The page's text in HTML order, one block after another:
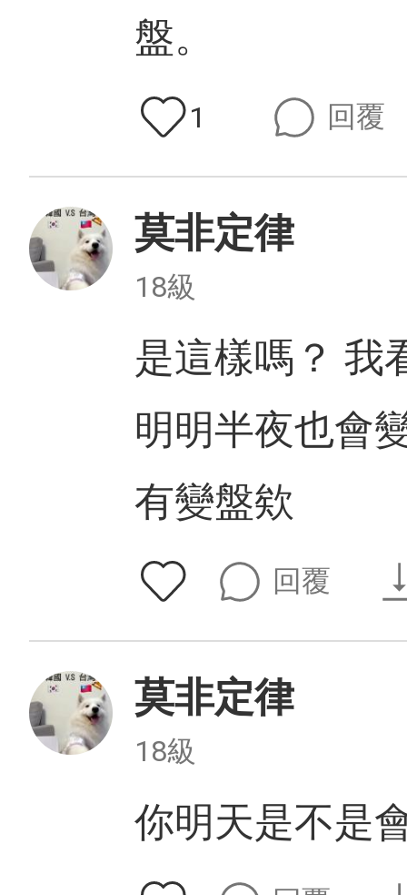
盤。
1 回覆
莫非定律
18級
是這樣嗎？ 我
明明半夜也會
有變盤欸
回覆
莫非定律
18級
你明天是不是